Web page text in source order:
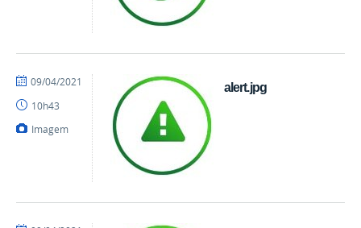
alert.jpg
por
publicado
09/04/2021
10h43
Imagem